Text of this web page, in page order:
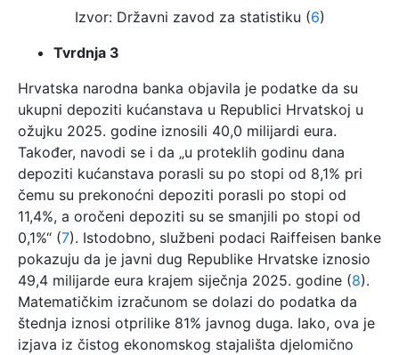
Izvor: Državni zavod za statistiku (6)
Tvrdnja 3
Hrvatska narodna banka objavila je podatke da su
ukupni depoziti kućanstava u Republici Hrvatskoj u
ožujku 2025. godine iznosili 40,0 milijardi eura.
Također, navodi se i da „u proteklih godinu dana
depoziti kućanstava porasli su po stopi od 8,1% pri
čemu su prekonoćni depoziti porasli po stopi od
11,4%, a oročeni depoziti su se smanjili po stopi od
0,1%“ (7). Istodobno, službeni podaci Raiffeisen banke
pokazuju da je javni dug Republike Hrvatske iznosio
49,4 milijarde eura krajem siječnja 2025. godine (8).
Matematičkim izračunom se dolazi do podatka da
štednja iznosi otprilike 81% javnog duga. Iako, ova je
izjava iz čistog ekonomskog stajališta djelomično